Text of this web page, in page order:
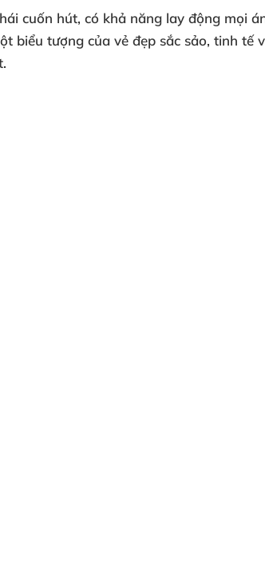
cuốn hút, có khả năng lay động mọi
biểu tượng của vẻ đẹp sắc sảo, tinh tế